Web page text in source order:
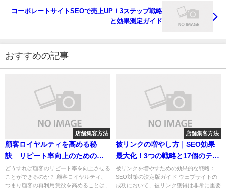
コーポレートサイトSEOで売上UP！3ステップ戦略
と効果測定ガイド
おすすめの記事
店舗集客方法
顧客ロイヤルティを高める秘
訣 リピート率向上のための施
策と顧客の声の活用法
どうすれば顧客のリピート率を向上させる
ことができるのか？ 顧客ロイヤルティ、
つまり顧客の再利用意欲を高めることは、
店舗集客方法
被リンクの増やし方｜SEO効果
最大化！3つの戦略と17個のテク
ニック
被リンクを増やすための効果的な戦略：
SEO対策の決定版ガイド ウェブサイトの
成功において、被リンク獲得は非常に重要